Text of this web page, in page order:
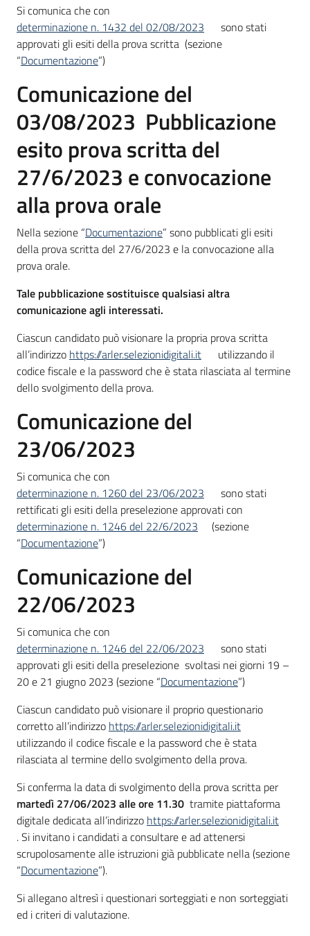
Si comunica che con
determinazione n. 1432 del 02/08/2023
sono stati
approvati gli esiti della prova scritta (sezione
“Documentazione”)
Comunicazione del
03/08/2023 Pubblicazione
esito prova scritta del
27/6/2023 e convocazione
alla prova orale
Nella sezione “Documentazione” sono pubblicati gli esiti
della prova scritta del 27/6/2023 e la convocazione alla
prova orale.
Tale pubblicazione sostituisce qualsiasi altra
comunicazione agli interessati.
Ciascun candidato può visionare la propria prova scritta
all’indirizzo https://arler.selezionidigitali.it
utilizzando il
codice fiscale e la password che è stata rilasciata al termine
dello svolgimento della prova.
Comunicazione del
23/06/2023
Si comunica che con
determinazione n. 1260 del 23/06/2023
sono stati
rettificati gli esiti della preselezione approvati con
determinazione n. 1246 del 22/6/2023
(sezione
“Documentazione”)
Comunicazione del
22/06/2023
Si comunica che con
determinazione n. 1246 del 22/06/2023
sono stati
approvati gli esiti della preselezione svoltasi nei giorni 19 –
20 e 21 giugno 2023 (sezione “Documentazione”)
Ciascun candidato può visionare il proprio questionario
corretto all’indirizzo https://arler.selezionidigitali.it
utilizzando il codice fiscale e la password che è stata
rilasciata al termine dello svolgimento della prova.
Si conferma la data di svolgimento della prova scritta per
martedì 27/06/2023 alle ore 11.30 tramite piattaforma
digitale dedicata all’indirizzo https://arler.selezionidigitali.it
. Si invitano i candidati a consultare e ad attenersi
scrupolosamente alle istruzioni già pubblicate nella (sezione
“Documentazione”).
Si allegano altresì i questionari sorteggiati e non sorteggiati
ed i criteri di valutazione.